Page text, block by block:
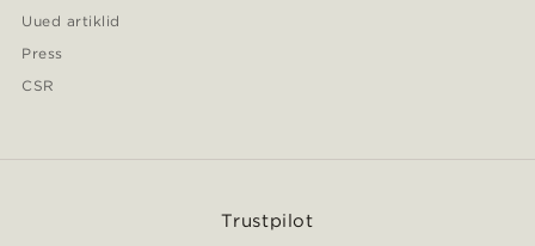
Uued artiklid
Press
CSR
Trustpilot